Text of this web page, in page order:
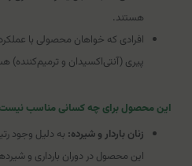
هستند.
افرادی که خواهان محصولی با
پیری (آنتی‌اکسیدان و ترمیم‌کننده)
این محصول برای چه کسانی مناسب
زنان باردار و شیرده:
این محصول در دوران بارداری و